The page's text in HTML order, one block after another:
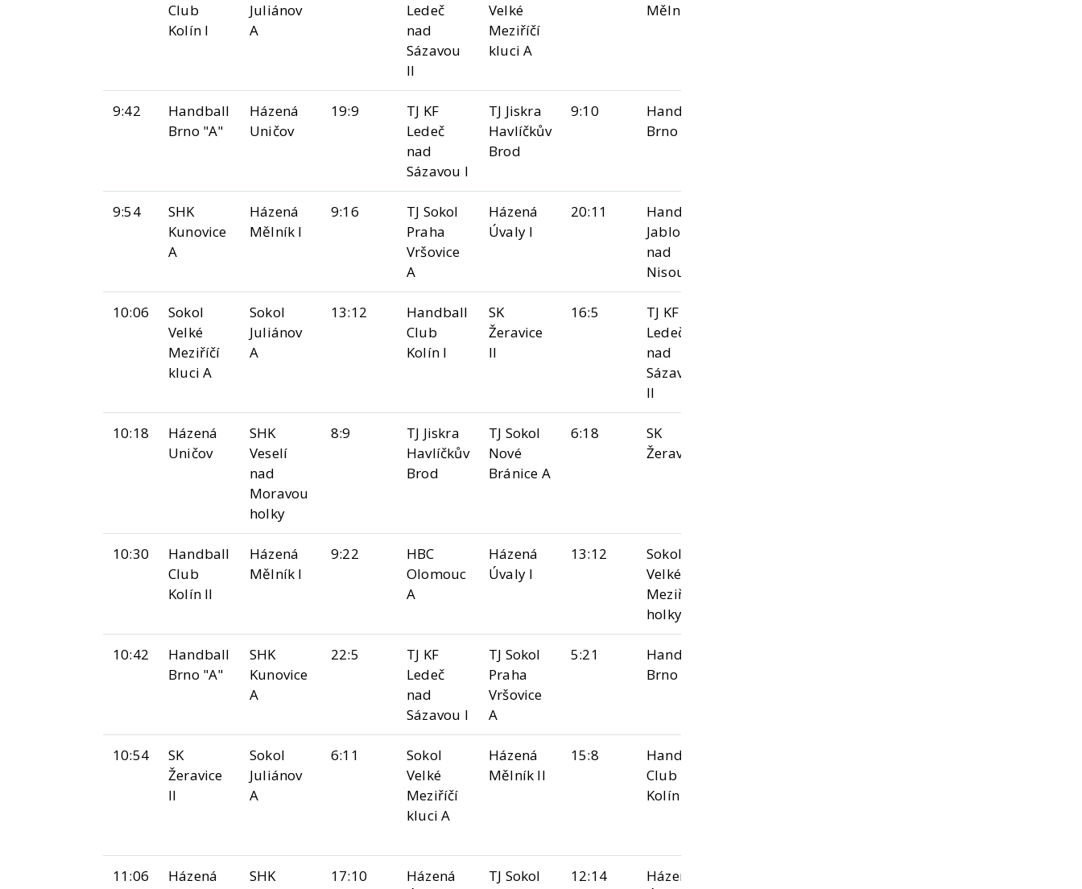
Club
Kolín I
Juliánov
A
Ledeč
nad
Sázavou
II
Velké
Meziříčí
kluci A
Mělník II
9:42
Handball
Brno "A"
Házená
Uničov
19:9
TJ KF
Ledeč
nad
Sázavou I
TJ Jiskra
Havlíčkův
Brod
9:10
Handball
Brno "B"
9:54
SHK
Kunovice
A
Házená
Mělník I
9:16
TJ Sokol
Praha
Vršovice
A
Házená
Úvaly I
20:11
Handball
Jablonec
nad
Nisou
10:06
Sokol
Velké
Meziříčí
kluci A
Sokol
Juliánov
A
13:12
Handball
Club
Kolín I
SK
Žeravice
II
16:5
TJ KF
Ledeč
nad
Sázavou
II
10:18
Házená
Uničov
SHK
Veselí
nad
Moravou
holky
8:9
TJ Jiskra
Havlíčkův
Brod
TJ Sokol
Nové
Bránice A
6:18
SK
Žeravice I
10:30
Handball
Club
Kolín II
Házená
Mělník I
9:22
HBC
Olomouc
A
Házená
Úvaly I
13:12
Sokol
Velké
Meziříčí
holky A
10:42
Handball
Brno "A"
SHK
Kunovice
A
22:5
TJ KF
Ledeč
nad
Sázavou I
TJ Sokol
Praha
Vršovice
A
5:21
Handball
Brno "B"
10:54
SK
Žeravice
II
Sokol
Juliánov
A
6:11
Sokol
Velké
Meziříčí
kluci A
Házená
Mělník II
15:8
Handball
Club
Kolín I
11:06
Házená
SHK
17:10
Házená
TJ Sokol
12:14
Házená